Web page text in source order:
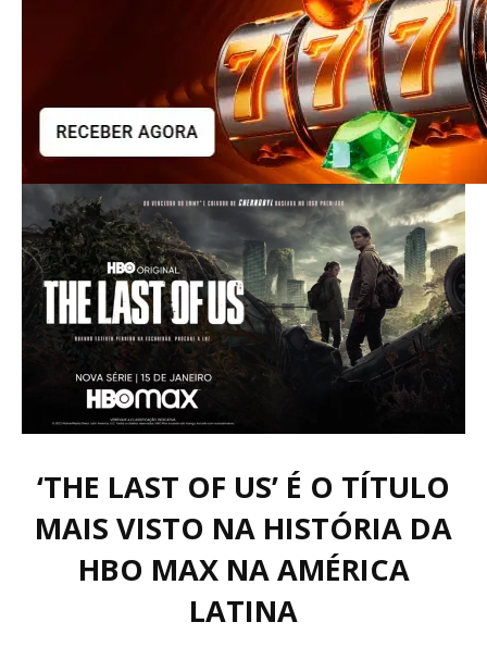
‘THE LAST OF US’ É O TÍTULO
MAIS VISTO NA HISTÓRIA DA
HBO MAX NA AMÉRICA
LATINA